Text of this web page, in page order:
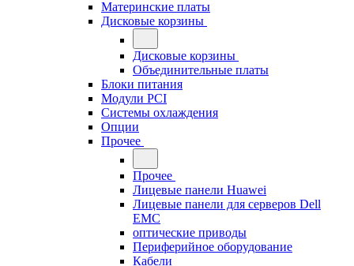
Материнские платы
Дисковые корзины
Дисковые корзины
Объединительные платы
Блоки питания
Модули PCI
Системы охлаждения
Опции
Прочее
Прочее
Лицевые панели Huawei
Лицевые панели для серверов Dell
EMC
оптические приводы
Периферийное оборудование
Кабели